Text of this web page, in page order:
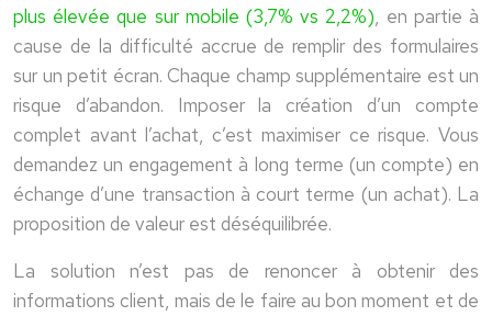
plus élevée que sur mobile (3,7% vs 2,2%), en partie à
cause de la difficulté accrue de remplir des formulaires
sur un petit écran. Chaque champ supplémentaire est un
risque d’abandon. Imposer la création d’un compte
complet avant l’achat, c’est maximiser ce risque. Vous
demandez un engagement à long terme (un compte) en
échange d’une transaction à court terme (un achat). La
proposition de valeur est déséquilibrée.
La solution n’est pas de renoncer à obtenir des
informations client, mais de le faire au bon moment et de